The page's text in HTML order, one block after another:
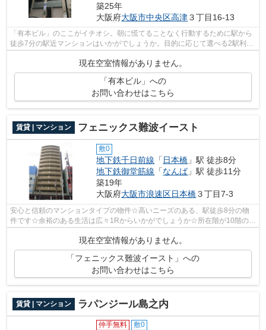
築25年
大阪府大阪市中央区高津３丁目16-13
「有本ビル」のここがイチオシ。朝に慌てることなく行動するために駅から
徒歩7分の駅近マンションはいかがでしょうか。目的に応じて選べる2駅利用
可能なマンションです。こちらはエレ...
現在空室情報がありません。
「有本ビル」への
お問い合わせはこちら
賃貸 | マンション フェニックス難波イースト
敷0
地下鉄千日前線 「日本橋 」駅 徒歩8分
地下鉄御堂筋線 「なんば」駅 徒歩11分
築19年
大阪府大阪市浪速区日本橋３丁目7-3
安心と信頼のマンションタイプの物件☆高いニーズのある、駅徒歩8分の物
件です☆余裕のある生活は広々1Rからいかがでしょうか☆所在階が10階の物
件です、いかがでしょうか☆住まいを地下鉄...
現在空室情報がありません。
「フェニックス難波イースト」への
お問い合わせはこちら
賃貸 | マンション ラパンジール島之内
仲手無料 敷0